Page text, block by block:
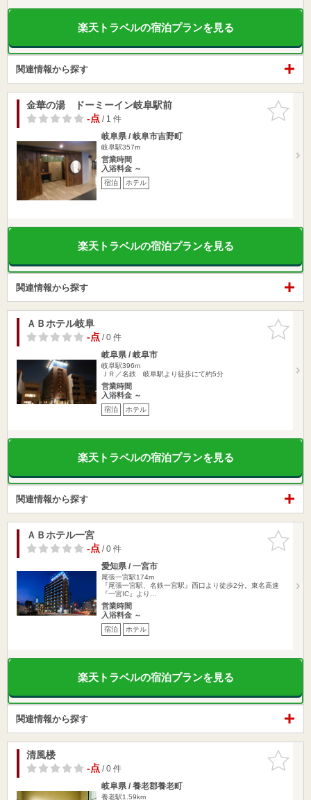
楽天トラベルの宿泊プランを見る
関連情報から探す
お気に入
りに追加
金華の湯 ドーミーイン岐阜駅前
-点/ 1 件
岐阜県 / 岐阜市吉野町
岐阜駅357m
営業時間
入浴料金 ～
宿泊 ホテル
楽天トラベルの宿泊プランを見る
関連情報から探す
お気に入
りに追加
ＡＢホテル岐阜
-点/ 0 件
岐阜県 / 岐阜市
岐阜駅396m
ＪＲ／名鉄 岐阜駅より徒歩にて約5分
営業時間
入浴料金 ～
宿泊 ホテル
楽天トラベルの宿泊プランを見る
関連情報から探す
お気に入
りに追加
ＡＢホテル一宮
-点/ 0 件
愛知県 / 一宮市
尾張一宮駅174m
『尾張一宮駅、名鉄一宮駅』西口より徒歩2分。東名高速
『一宮IC』より…
営業時間
入浴料金 ～
宿泊 ホテル
楽天トラベルの宿泊プランを見る
関連情報から探す
お気に入
りに追加
清風楼
-点/ 0 件
岐阜県 / 養老郡養老町
養老駅1.59km